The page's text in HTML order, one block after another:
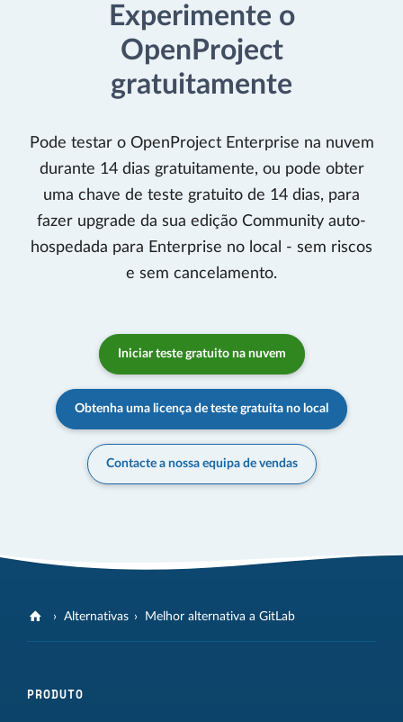
Experimente o
OpenProject
gratuitamente
Pode testar o OpenProject Enterprise na nuvem
durante 14 dias gratuitamente, ou pode obter
uma chave de teste gratuito de 14 dias, para
fazer upgrade da sua edição Community auto-
hospedada para Enterprise no local - sem riscos
e sem cancelamento.
Iniciar teste gratuito na nuvem
Obtenha uma licença de teste gratuita no local
Contacte a nossa equipa de vendas
Alternativas Melhor alternativa a GitLab
PRODUTO